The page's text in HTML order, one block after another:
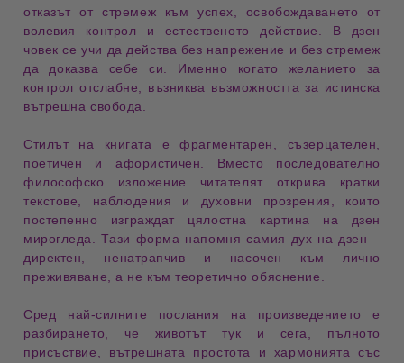
отказът от стремеж към успех
освобождаването от
волевия контрол и естественото действие
. В дзен
човек се учи да действа без напрежение и без стремеж
да доказва себе си. Именно когато желанието за
контрол отслабне, възниква възможността за истинска
вътрешна свобода.
Стилът на книгата ефрагментарен съзерцателен
поетичен иафористичен . Вместо последователно
философско изложение читателят открива кратки
текстове, наблюдения и духовни прозрения, които
постепенно изграждат цялостна картина на дзен
мирогледа. Тази форма напомня самия дух на дзен –
директен, ненатрапчив и насочен към лично
преживяване, а не към теоретично обяснение.
Сред най-силните послания на произведението е
разбирането, че животът тук и сега
пълното
присъствие
вътрешната простота и хармонията със